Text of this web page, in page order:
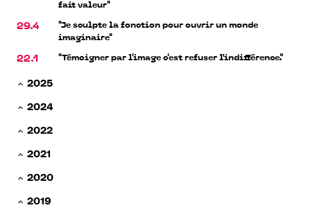
fait valeur"
29.4
"Je sculpte la fonction pour ouvrir un monde
imaginaire"
22.1 "Témoigner par l'image c'est refuser l’indifférence."
2025
2024
2022
2021
2020
2019